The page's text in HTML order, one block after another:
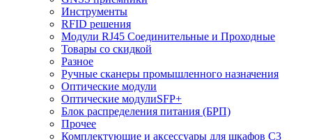
Инструменты
RFID решения
Модули RJ45 Соединительные и Проходные
Товары со скидкой
Разное
Ручные сканеры промышленного назначения
Оптические модули
Оптические модулиSFP+
Блок распределения питания (БРП)
Прочее
Комплектующие и аксессуары для шкафов C3